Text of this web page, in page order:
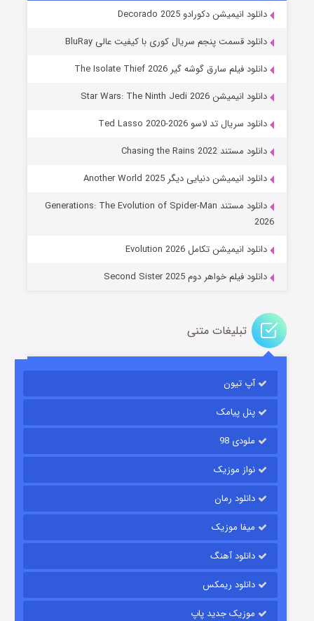
خاندان اژدها فصل ۳
جادوگری در مغولستان
قسمت۱۴ (زیرنویس) منتشر شد
باب اسفنجی فصل ۱۷
قسمت۶ (زیرنویس) منتشر شد
قسمت۱۵ (دوبله) منتشر شد
دانلود انیمیشن دکورادو Decorado 2025
دانلود قسمت پنجم سریال کوری با کیفیت عالی BluRay
دانلود فیلم سارق گوشه گیر The Isolate Thief 2026
دانلود انیمیشن Star Wars: The Ninth Jedi 2026
دانلود سریال تد لاسو Ted Lasso 2020-2026
دانلود مستند Chasing the Rains 2022
دانلود انیمیشن دنیایی دیگر Another World 2025
دانلود مستند Generations: The Evolution of Spider-Man
2026
دانلود انیمیشن تکامل Evolution 2026
دانلود فیلم خواهر دوم Second Sister 2025
تبلیغات متنی
آپ تیون
پنل پیامک
ملودی 98
نواز موزیک
دانلود رمان
میفا موزیک
دانلود آهنگ
دانلود ریمکس
موزیک جدید پاپ